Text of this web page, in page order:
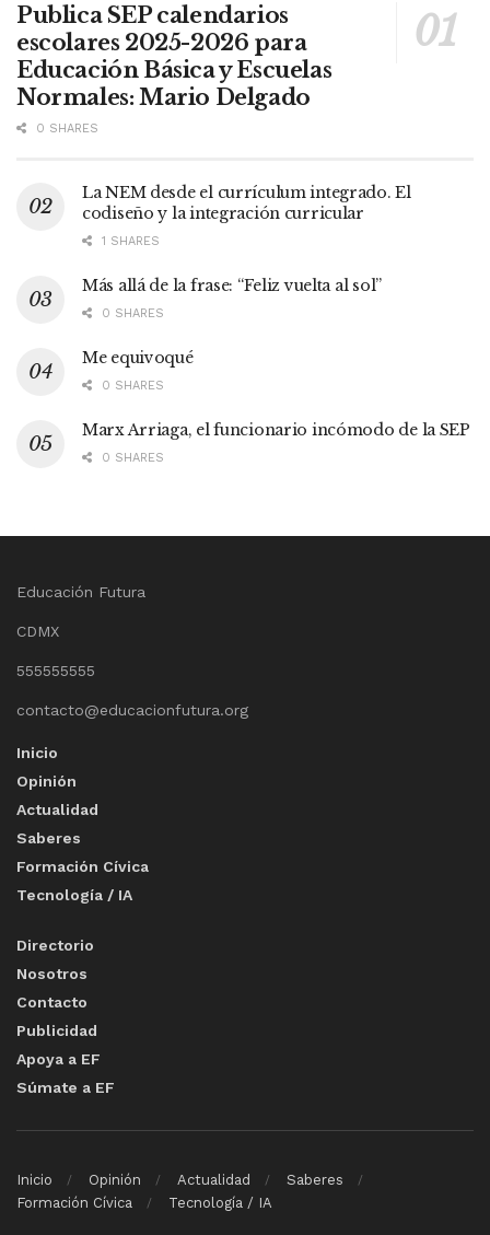
Publica SEP calendarios
escolares 2025-2026 para
Educación Básica y Escuelas
Normales: Mario Delgado
0 SHARES
La NEM desde el currículum integrado. El
codiseño y la integración curricular
1 SHARES
Más allá de la frase: “Feliz vuelta al sol”
0 SHARES
Me equivoqué
0 SHARES
Marx Arriaga, el funcionario incómodo de la SEP
0 SHARES
Educación Futura
CDMX
555555555
contacto@educacionfutura.org
Inicio
Opinión
Actualidad
Saberes
Formación Cívica
Tecnología / IA
Directorio
Nosotros
Contacto
Publicidad
Apoya a EF
Súmate a EF
Inicio Opinión Actualidad
Saberes
Formación Cívica
Tecnología / IA